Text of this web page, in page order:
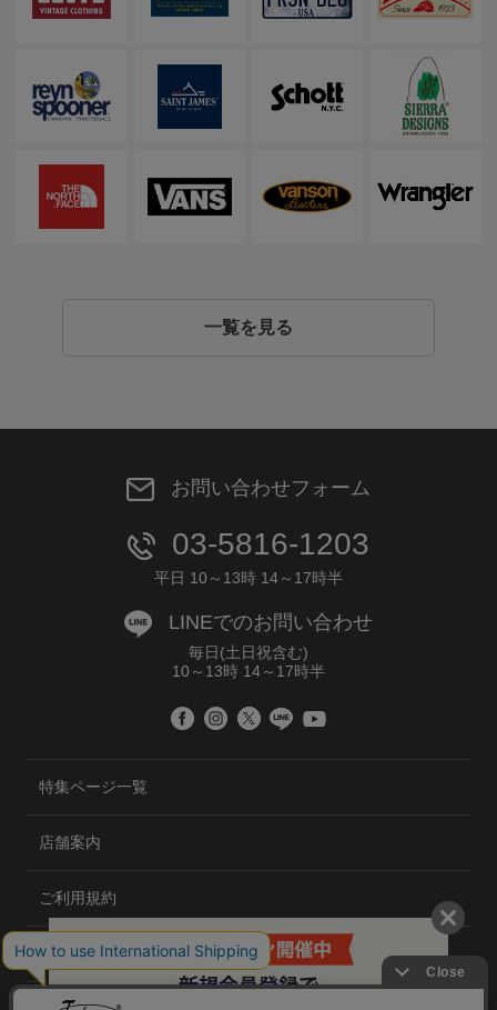
一覧を見る
お問い合わせフォーム
03-5816-1203
平日 10～13時 14～17時半
LINEでのお問い合わせ
毎日(土日祝含む)
10～13時 14～17時半
特集ページ一覧
店舗案内
ご利用規約
プライバシーポリシー